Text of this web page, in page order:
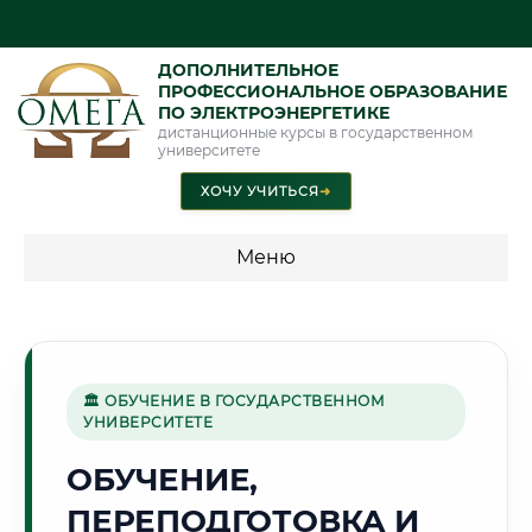
ДОПОЛНИТЕЛЬНОЕ
ПРОФЕССИОНАЛЬНОЕ ОБРАЗОВАНИЕ
ПО ЭЛЕКТРОЭНЕРГЕТИКЕ
дистанционные курсы в государственном
университете
ХОЧУ УЧИТЬСЯ➜
Меню
🌿
Г. УФА
🏛 ОБУЧЕНИЕ В ГОСУДАРСТВЕННОМ
УНИВЕРСИТЕТЕ
ОБУЧЕНИЕ,
ПЕРЕПОДГОТОВКА И